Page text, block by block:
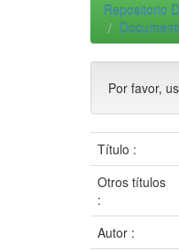
Repositorio
Por favor,
Título :
Otros títulos
:
Autor :